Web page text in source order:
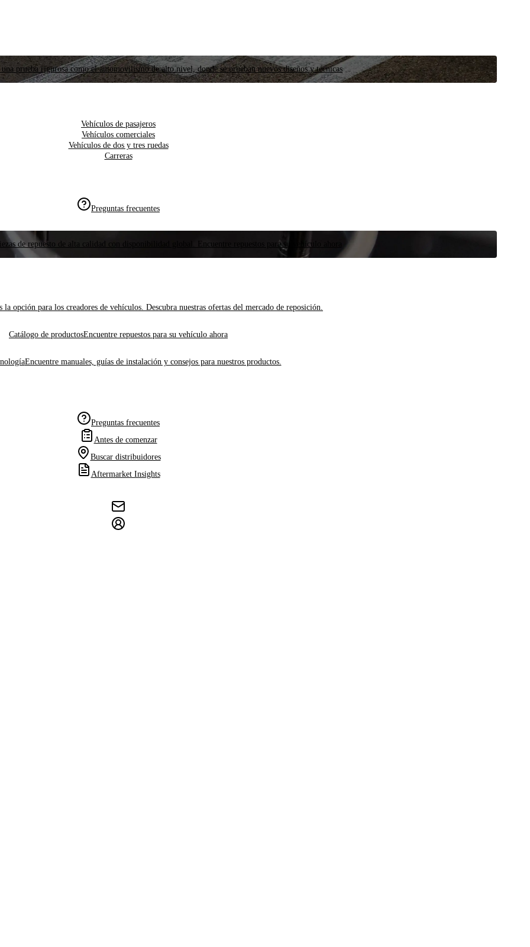
prueba rigurosa como el automovilismo de alto nivel, donde se prueban nuevos diseños y técnicas
Vehículos de pasajeros
Vehículos comerciales
Vehículos de dos y tres ruedas
Carreras
Preguntas frecuentes
de repuesto de alta calidad con disponibilidad global. Encuentre repuestos para su vehículo ahora
la opción para los creadores de vehículos. Descubra nuestras ofertas del mercado de reposición.
Catálogo de productosEncuentre repuestos para su vehículo ahora
Encuentre manuales, guías de instalación y consejos para nuestros productos.
Preguntas frecuentes
Antes de comenzar
Buscar distribuidores
Aftermarket Insights